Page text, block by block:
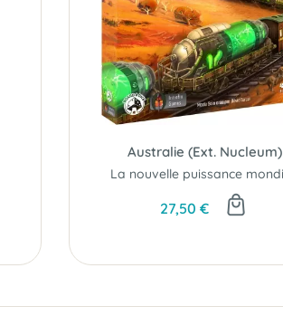
Australie (Ext. Nucleum)
27,50 €